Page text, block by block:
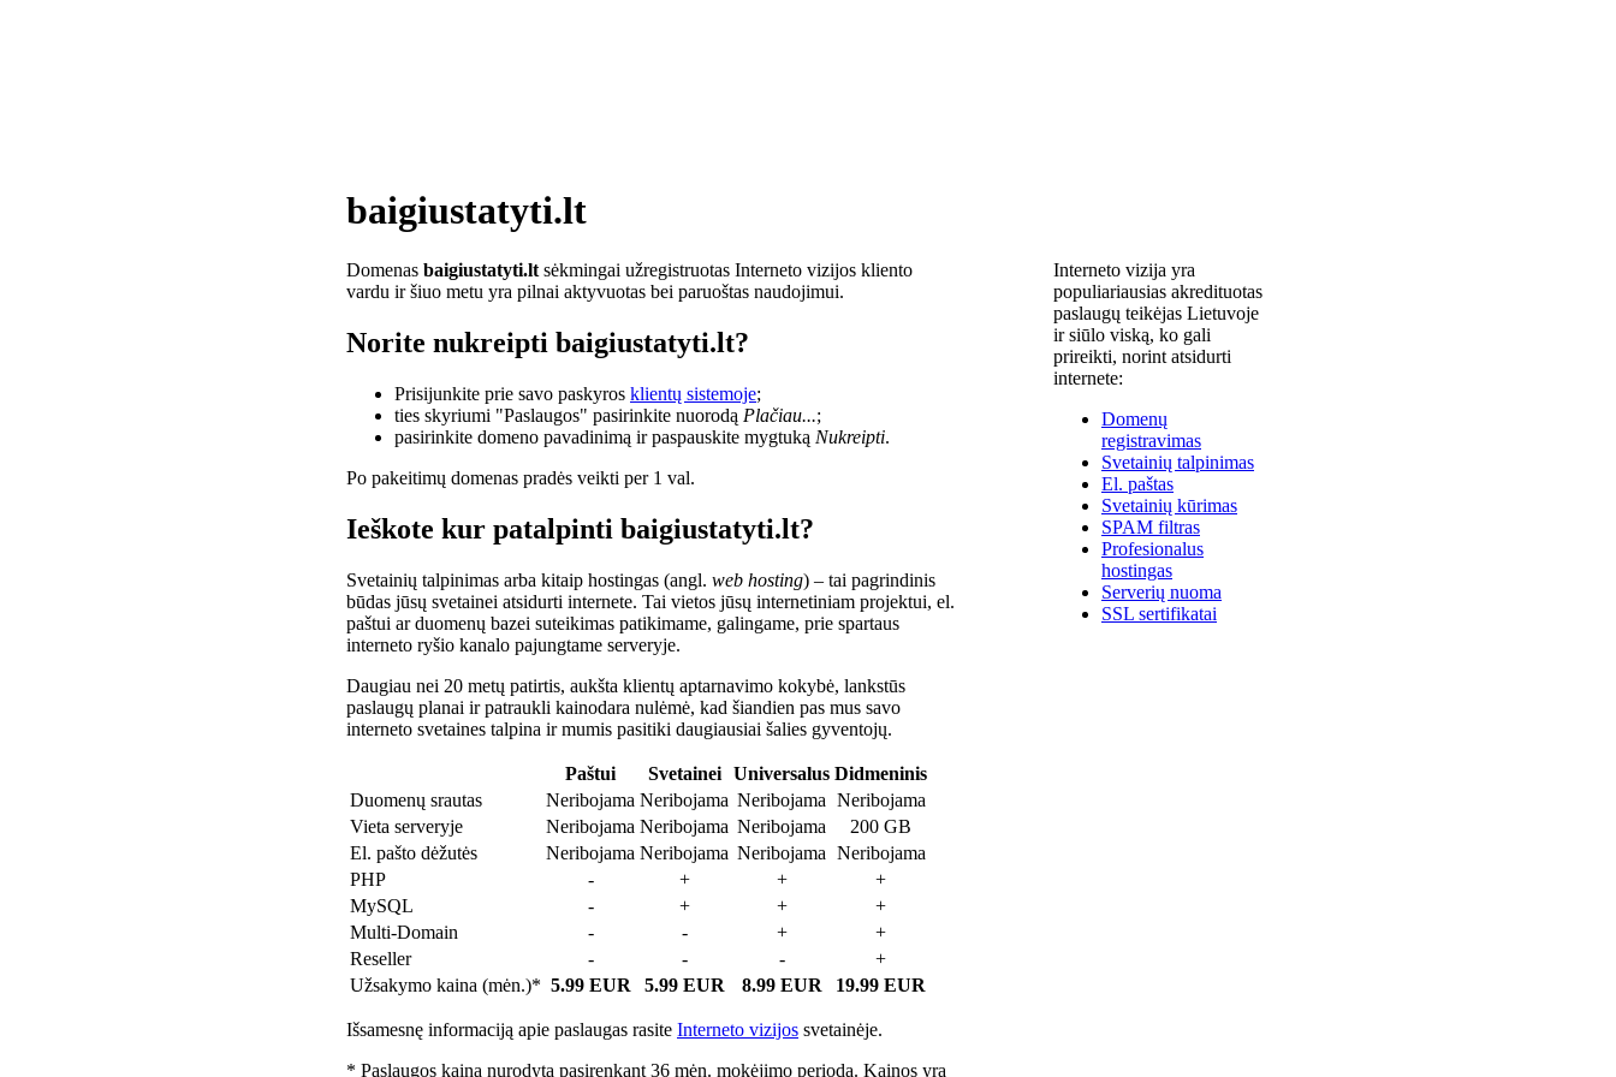
baigiustatyti.lt
Domenas baigiustatyti.lt sėkmingai užregistruotas Interneto vizijos kliento
vardu ir šiuo metu yra pilnai aktyvuotas bei paruoštas naudojimui.
Norite nukreipti baigiustatyti.lt?
Prisijunkite prie savo paskyros klientų sistemoje;
ties skyriumi "Paslaugos" pasirinkite nuorodą Plačiau...;
pasirinkite domeno pavadinimą ir paspauskite mygtuką Nukreipti.
Po pakeitimų domenas pradės veikti per 1 val.
Ieškote kur patalpinti baigiustatyti.lt?
Svetainių talpinimas arba kitaip hostingas (angl. web hosting) – tai pagrindinis
būdas jūsų svetainei atsidurti internete. Tai vietos jūsų internetiniam projektui, el.
paštui ar duomenų bazei suteikimas patikimame, galingame, prie spartaus
interneto ryšio kanalo pajungtame serveryje.
Daugiau nei 20 metų patirtis, aukšta klientų aptarnavimo kokybė, lankstūs
paslaugų planai ir patraukli kainodara nulėmė, kad šiandien pas mus savo
interneto svetaines talpina ir mumis pasitiki daugiausiai šalies gyventojų.
Paštui Svetainei Universalus Didmeninis
Duomenų srautas
Neribojama Neribojama Neribojama Neribojama
Vieta serveryje
Neribojama Neribojama Neribojama
200 GB
El. pašto dėžutės
Neribojama Neribojama Neribojama Neribojama
PHP
- + +
+
MySQL
- + +
+
Multi-Domain
- - +
+
Reseller
- - -
+
Užsakymo kaina (mėn.)* 5.99 EUR 5.99 EUR 8.99 EUR 19.99 EUR
Išsamesnę informaciją apie paslaugas rasite Interneto vizijos svetainėje.
* Paslaugos kaina nurodyta pasirenkant 36 mėn. mokėjimo periodą. Kainos yra
Interneto vizija yra
populiariausias akredituotas
paslaugų teikėjas Lietuvoje
ir siūlo viską, ko gali
prireikti, norint atsidurti
internete:
Domenų
registravimas
Svetainių talpinimas
El. paštas
Svetainių kūrimas
SPAM filtras
Profesionalus
hostingas
Serverių nuoma
SSL sertifikatai